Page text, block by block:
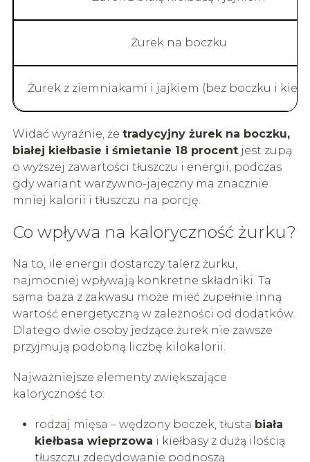
Żurek na boczku
Żurek z ziemniakami i jajkiem (bez boczku i
Widać wyraźnie, że tradycyjny żurek na boczku,
białej kiełbasie i śmietanie 18 procentjest zupą
o wyższej zawartości tłuszczu i energii, podczas
gdy wariant warzywno-jajeczny ma znacznie
mniej kalorii i tłuszczu na porcję.
Co wpływa na kaloryczność żurku?
Na to, ile energii dostarczy talerz żurku,
najmocniej wpływają konkretne składniki. Ta
sama baza z zakwasu może mieć zupełnie inną
wartość energetyczną w zależności od dodatków.
Dlatego dwie osoby jedzące żurek nie zawsze
przyjmują podobną liczbę kilokalorii.
Najważniejsze elementy zwiększające
kaloryczność to:
rodzaj mięsa – wędzony boczek, tłusta biała
kiełbasa wieprzowa i kiełbasy z dużą ilością
tłuszczu zdecydowanie podnoszą